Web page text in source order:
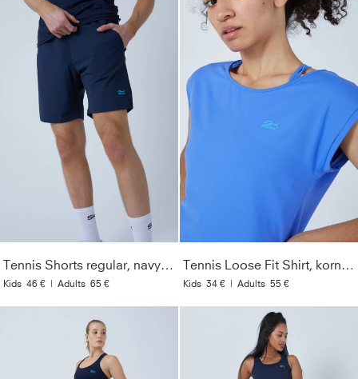
Tennis Shorts regular, navy blau
Kids 46 € | Adults 65 €
Tennis Loose Fit Shirt, kornblumen blau
Kids 34 € | Adults 55 €